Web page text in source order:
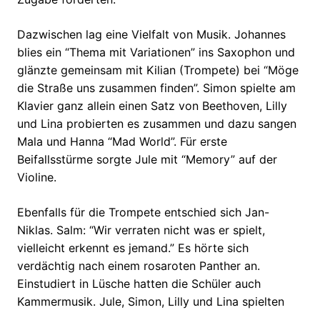
Dazwischen lag eine Vielfalt von Musik. Johannes
blies ein “Thema mit Variationen” ins Saxophon und
glänzte gemeinsam mit Kilian (Trompete) bei “Möge
die Straße uns zusammen finden”. Simon spielte am
Klavier ganz allein einen Satz von Beethoven, Lilly
und Lina probierten es zusammen und dazu sangen
Mala und Hanna “Mad World”. Für erste
Beifallsstürme sorgte Jule mit “Memory” auf der
Violine.
Ebenfalls für die Trompete entschied sich Jan-
Niklas. Salm: “Wir verraten nicht was er spielt,
vielleicht erkennt es jemand.” Es hörte sich
verdächtig nach einem rosaroten Panther an.
Einstudiert in Lüsche hatten die Schüler auch
Kammermusik. Jule, Simon, Lilly und Lina spielten